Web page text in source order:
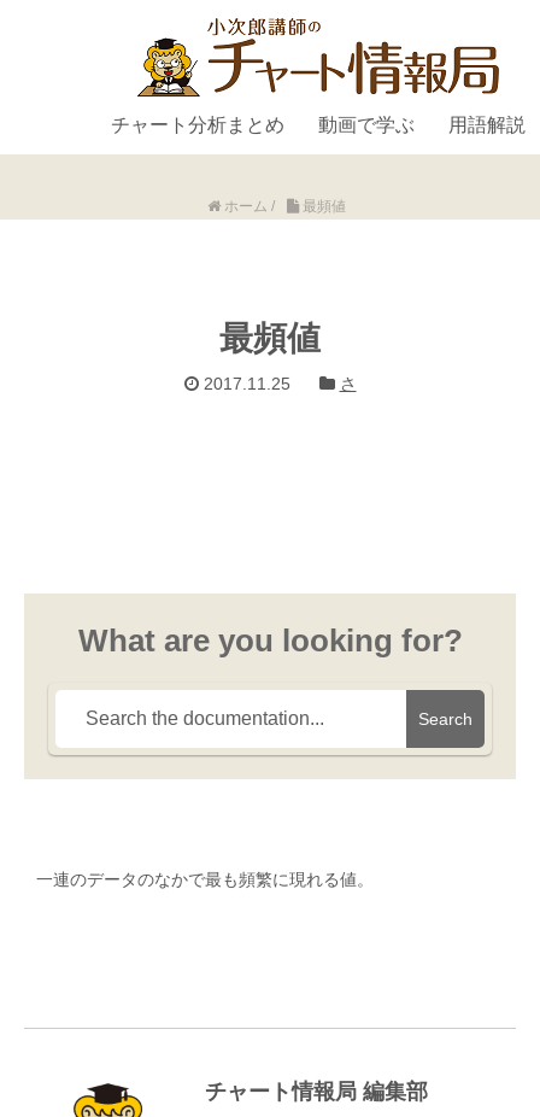
チャート分析まとめ 動画で学ぶ 用語解説
ホーム / 最頻値
最頻値
2017.11.25 さ
What are you looking for?
Search
一連のデータのなかで最も頻繁に現れる値。
チャート情報局 編集部